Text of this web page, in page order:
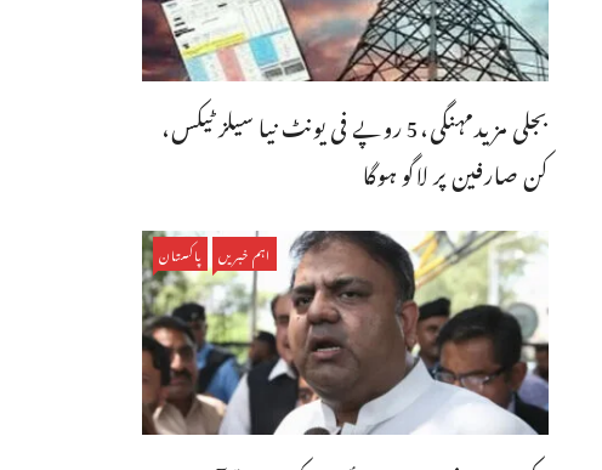
بجلی مزیدمہنگی،5 روپے فی یونٹ نیا سیلز ٹیکس،
کن صارفین پر لاگو ہوگا
اہم خبریں پاکستان